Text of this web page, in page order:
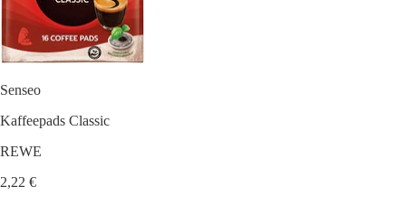
Senseo
Kaffeepads Classic
REWE
2,22 €